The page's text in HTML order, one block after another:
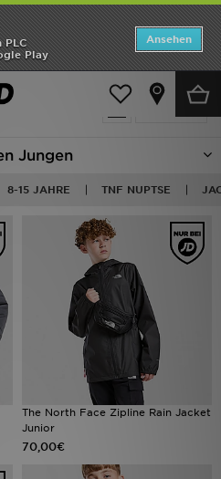
PLC
Play
Ansehen
verfeinern
Jungen
8-15 JAHRE TNF NUPTSE
The North Face Zipline Rain Jacket
Junior
70,00€